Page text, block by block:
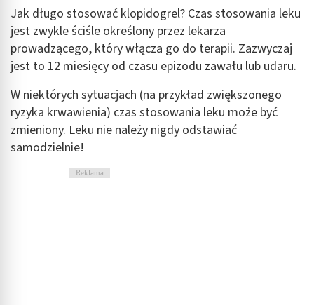
Jak długo stosować klopidogrel? Czas stosowania leku
jest zwykle ściśle określony przez lekarza
prowadzącego, który włącza go do terapii. Zazwyczaj
jest to 12 miesięcy od czasu epizodu zawału lub udaru.
W niektórych sytuacjach (na przykład zwiększonego
ryzyka krwawienia) czas stosowania leku może być
zmieniony. Leku nie należy nigdy odstawiać
samodzielnie!
Reklama